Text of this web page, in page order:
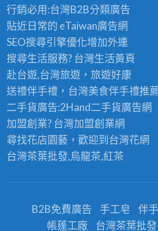
行銷必用:台灣B2B分類廣告
貼近日常的 eTaiwan廣告網
SEO搜尋引擎優化增加外連
搜尋生活服務? 台灣生活黃頁
赴台遊,台灣旅遊，旅遊好康
送禮伴手禮，台灣美食伴手禮推
二手貨廣告:2Hand二手貨廣告網
加盟創業? 台灣加盟創業網
尋找花店園藝，歡迎到台灣花網
台灣茶葉批發,烏龍茶,紅茶
B2B免費廣告 手工皂 伴
帳蓬工廠
台灣茶葉批發